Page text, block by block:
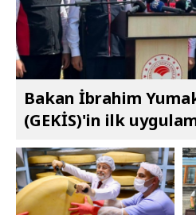
Bakan İbrahim
(GEKİS)'in ilk